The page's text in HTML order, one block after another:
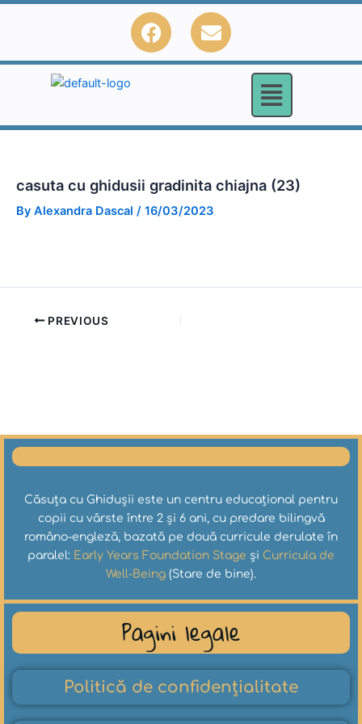
Skip
F
a
c
o
E
n
v
o
casuta cu ghidusii gradinita chiajna (23)
By Alexandra Dascal / 16/03/2023
PREVIOUS
Căsuța cu Ghidușii este un centru educațional pentru
copii cu vârste între 2 și 6 ani, cu predare bilingvă
româno-engleză, bazată pe două curricule derulate în
paralel: Early Years Foundation Stage și Curricula de
Well-Being (Stare de bine).
Pagini legale
Politică de confidențialitate